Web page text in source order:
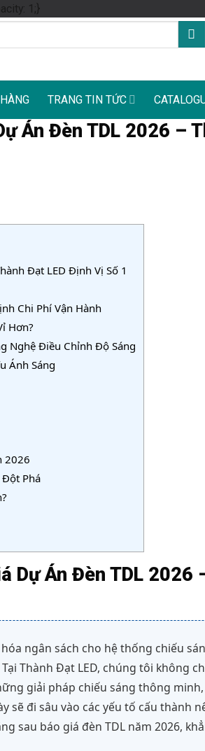
1;}Skip
to
TRANG TIN TỨC
Án Đèn TDL 2026 –
Đạt LED Định Vị Số 1
Chi Phí Vận Hành
Hơn?
Nghệ Điều Chỉnh Độ Sáng
Ánh Sáng
2026
Đột Phá
Dự Án Đèn TDL 2026
ngân sách cho hệ thống chiếu
Thành Đạt LED, chúng tôi không
giải pháp chiếu sáng thông
đi sâu vào các yếu tố cấu thành
sau báo giá đèn TDL năm 2026,